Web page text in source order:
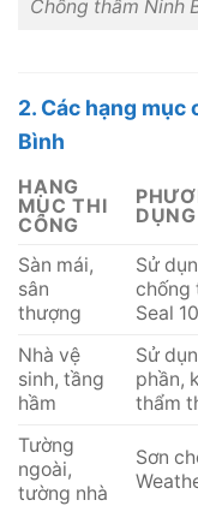
Chống thấm Ninh
2. Các hạng
Bình
HẠNG
MỤC THI
CÔNG
DỤNG
Sàn mái,
sân
thượng
Sử
chống
Seal
Nhà vệ
sinh, tầng
hầm
Sử
phần,
thẩm
Tường
ngoài,
tường nhà
Sơn